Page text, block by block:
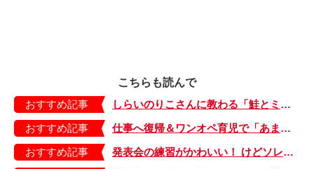
こちらも読んで
おすすめ記事
しらいのりこさんに教わる「鮭とミニトマトの炊き込みごはん」の作り方
おすすめ記事
仕事へ復帰＆ワンオペ育児で「あまり記憶がない」嵐のような日々。夫がやってた家事はどうする？ 子どものお迎えは？【別居、はじめました。・６】
おすすめ記事
発表会の練習がかわいい！ けどソレを引っ張られると困ります【オクラ一家のシュールな日常・2】